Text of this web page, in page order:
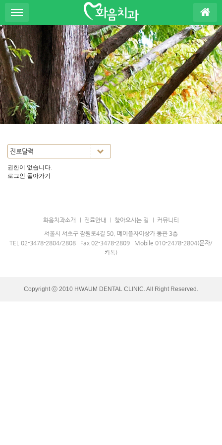
S
u
b
P
o
m
o
t
i
권한이 없습니다.
로그인 돌아가기
화음치과소개 진료안내 찾아오시는 길
커뮤니티
서울시 서초구 잠원로4길 50, 메이플자이상가 동관 3층
TEL 02-3478-2804/2808 Fax 02-3478-2809 Mobile 010-2478-2804(문자/
카톡)
Copyright ⓒ 2010 HWAUM DENTAL CLINIC. All Right Reserved.